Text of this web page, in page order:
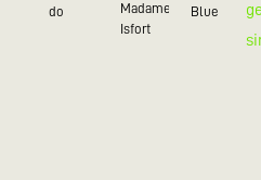
do
Madame
Isfort
Blue